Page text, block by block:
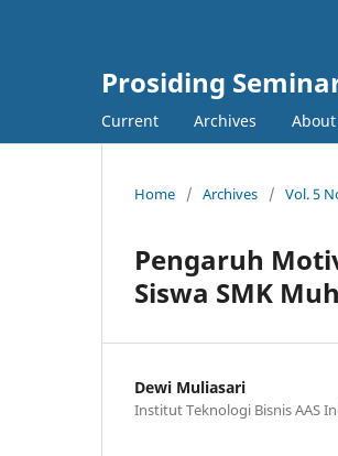
Prosiding
Current Archives About
Home / Archives / Vol. 5
Pengaruh
Siswa SMK
Dewi Muliasari
Institut Teknologi Bisnis AAS